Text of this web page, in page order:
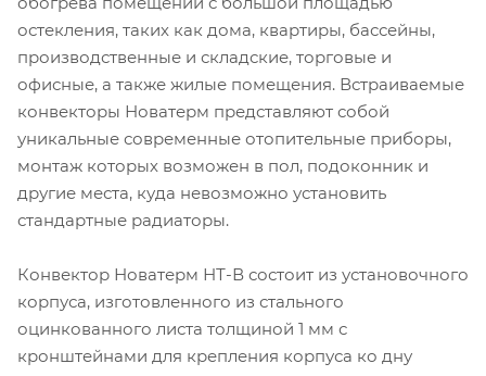
остекления, таких как дома, квартиры, бассейны,
производственные и складские, торговые и
офисные, а также жилые помещения. Встраиваемые
конвекторы Новатерм представляют собой
уникальные современные отопительные приборы,
монтаж которых возможен в пол, подоконник и
другие места, куда невозможно установить
стандартные радиаторы.
Конвектор Новатерм НТ-В состоит из установочного
корпуса, изготовленного из стального
оцинкованного листа толщиной 1 мм с
кронштейнами для крепления корпуса ко дну